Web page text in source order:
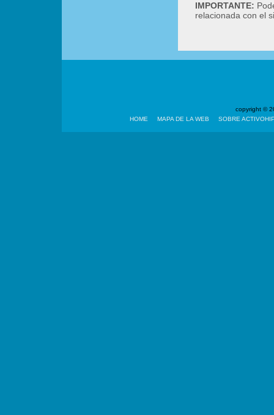
IMPORTANTE:
relacionada con el
copyright ©
HOME
MAPA DE LA WEB SOBRE